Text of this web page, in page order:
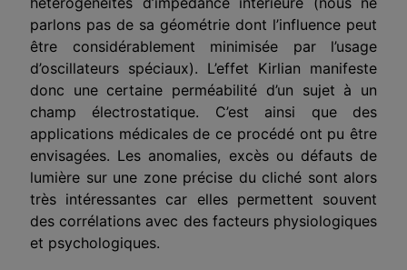
parlons pas de sa géomé­trie dont l’influence peut
être considérablement minimisée par l’usage
d’oscillateurs spéciaux). L’effet Kirlian manifeste
donc une certaine perméabilité d’un sujet à un
champ électrostatique. C’est ainsi que des
applications médicales de ce procédé ont pu être
envi­sagées. Les anomalies, excès ou défauts de
lumière sur une zone pré­cise du cliché sont alors
très intéressantes car elles permettent sou­vent
des corrélations avec des facteurs physiologiques
et psycholo­giques.